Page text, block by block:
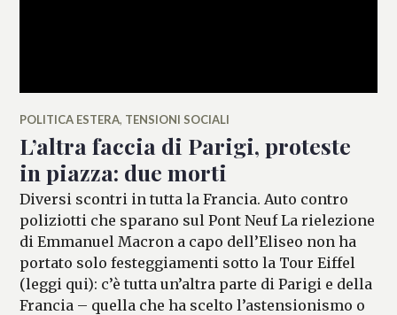
POLITICA ESTERA, TENSIONI SOCIALI
L’altra faccia di Parigi, proteste
in piazza: due morti
Diversi scontri in tutta la Francia. Auto contro
poliziotti che sparano sul Pont Neuf La rielezione
di Emmanuel Macron a capo dell’Eliseo non ha
portato solo festeggiamenti sotto la Tour Eiffel
(leggi qui): c’è tutta un’altra parte di Parigi e della
Francia – quella che ha scelto l’astensionismo o